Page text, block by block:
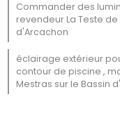
Commander des
revendeur La Teste de
d'Arcachon
éclairage extérieur
contour de piscine ,
Mestras sur le Bassin